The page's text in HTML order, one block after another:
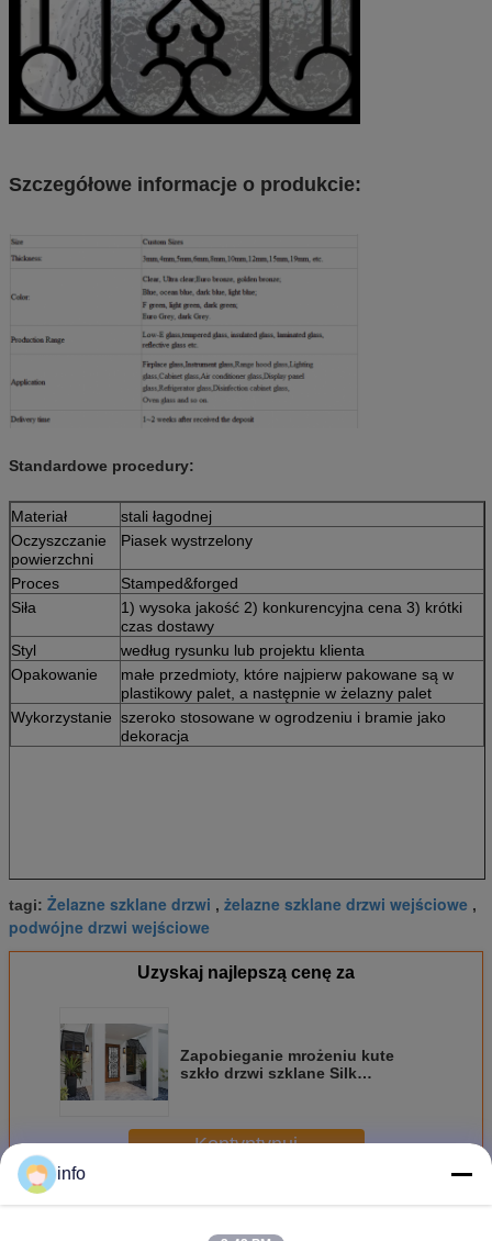
Szczegółowe informacje o produkcie:
Standardowe procedury:
Materiał
stali łagodnej
Oczyszczanie
powierzchni
Piasek wystrzelony
Proces
Stamped&forged
Siła
1) wysoka jakość 2) konkurencyjna cena 3) krótki
czas dostawy
Styl
według rysunku lub projektu klienta
Opakowanie
małe przedmioty, które najpierw pakowane są w
plastikowy palet, a następnie w żelazny palet
Wykorzystanie szeroko stosowane w ogrodzeniu i bramie jako
dekoracja
tagi: Żelazne szklane drzwi , żelazne szklane drzwi wejściowe ,
podwójne drzwi wejściowe
Uzyskaj najlepszą cenę za
Zapobieganie mrożeniu kute
szkło drzwi szklane Silk
Kontyntynuj
JeszczeSzkło z kutego żelaza
info